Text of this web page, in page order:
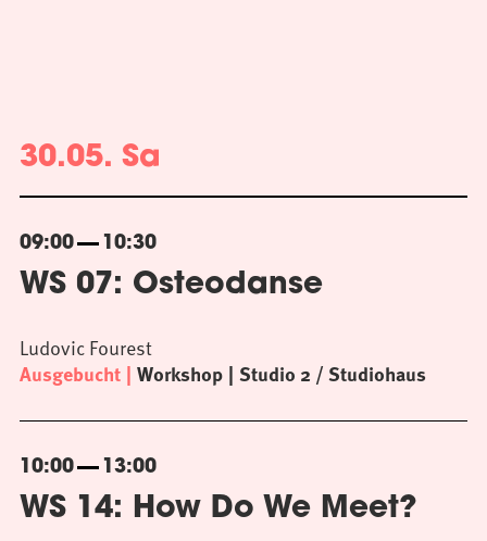
30.05. Sa
09:00 10:30
WS 07: Osteodanse
Ausgebucht Workshop Studio 2 / Studiohaus
Ludovic Fourest
10:00 13:00
WS 14: How Do We Meet?